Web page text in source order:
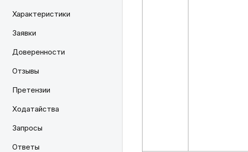
Характеристики
Заявки
Доверенности
Отзывы
Претензии
Ходатайства
Запросы
Ответы